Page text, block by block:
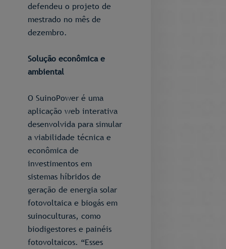
defendeu o projeto de
mestrado no mês de
dezembro.
Solução econômica e
ambiental
O SuinoPower é uma
aplicação web interativa
desenvolvida para simular
a viabilidade técnica e
econômica de
investimentos em
sistemas híbridos de
geração de energia solar
fotovoltaica e biogás em
suinoculturas, como
biodigestores e painéis
fotovoltaicos. “Esses